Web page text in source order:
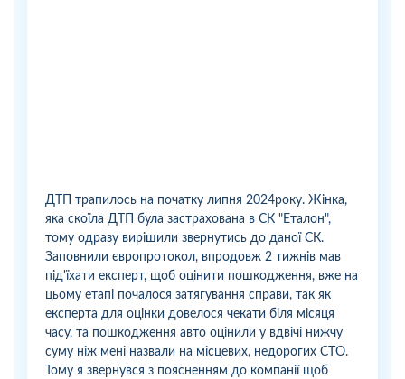
ДТП трапилось на початку липня 2024року. Жінка,
яка скоїла ДТП була застрахована в СК "Еталон",
тому одразу вирішили звернутись до даної СК.
Заповнили європротокол, впродовж 2 тижнів мав
під'їхати експерт, щоб оцінити пошкодження, вже на
цьому етапі почалося затягування справи, так як
експерта для оцінки довелося чекати біля місяця
часу, та пошкодження авто оцінили у вдвічі нижчу
суму ніж мені назвали на місцевих, недорогих СТО.
Тому я звернувся з поясненням до компанії щоб